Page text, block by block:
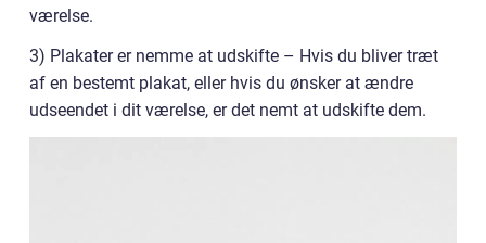
værelse.
3) Plakater er nemme at udskifte – Hvis du bliver træt
af en bestemt plakat, eller hvis du ønsker at ændre
udseendet i dit værelse, er det nemt at udskifte dem.